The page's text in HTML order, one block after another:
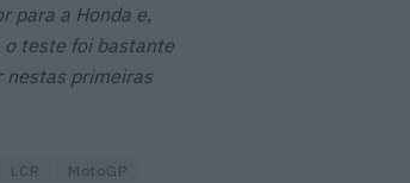
para a Honda e,
o teste foi bastante
nestas primeiras
LCR
MotoGP